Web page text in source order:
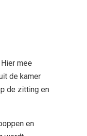
mee
de kamer
de zitting en
en